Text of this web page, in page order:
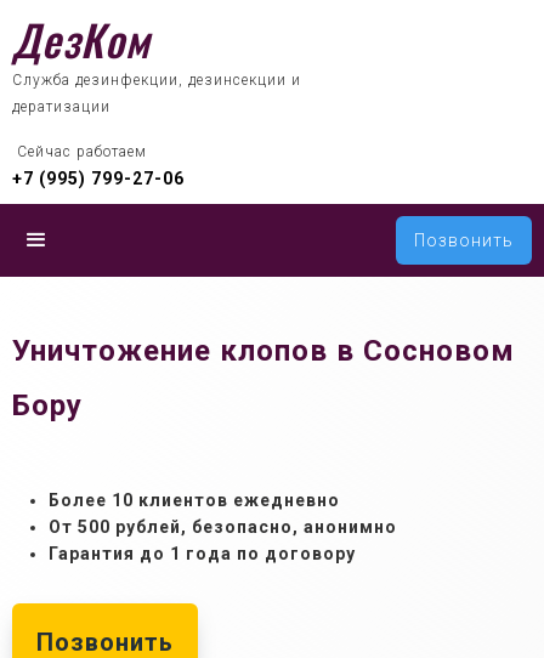
ДезКом
Служба дезинфекции, дезинсекции и
дератизации
Сейчас работаем
+7 (995) 799-27-06
Позвонить
Уничтожение клопов в Сосновом
Бору
Более 10 клиентов ежедневно
От 500 рублей, безопасно, анонимно
Гарантия до 1 года по договору
Позвонить